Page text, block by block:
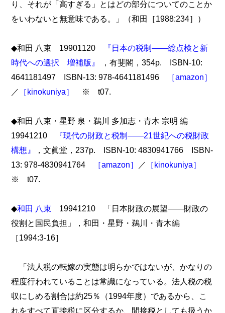
り、それが「高すぎる」とはどの部分についてのことか
をいわないと無意味である。」（和田［1988:234］）
◆和田 八束 19901120
『日本の税制――総点検と新
時代への選択 増補版』
，有斐閣，354p. ISBN-10:
4641181497 ISBN-13: 978-4641181496
［amazon］
／
［kinokuniya］ ※ t07.
◆和田 八束・星野 泉・鵜川 多加志・青木 宗明 編
19941210
『現代の財政と税制――21世紀への税財政
構想』
，文眞堂，237p. ISBN-10: 4830941766 ISBN-
13: 978-4830941764
［amazon］ ／
［kinokuniya］
※ t07.
◆和田 八束 19941210 「日本財政の展望――財政の
役割と国民負担」，和田・星野・鵜川・青木編
［1994:3-16］
「法人税の転嫁の実態は明らかではないが、かなりの
程度行われていることは常識になっている。法人税の税
収にしめる割合は約25％（1994年度）であるから、こ
れをすべて直接税に区分するか、間接税としても扱うか